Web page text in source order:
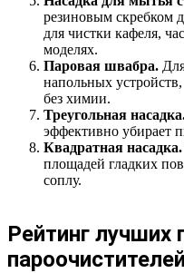
резиновым скребком
для чистки кафеля,
моделях.
Паровая швабра.
напольных
без химии.
Треугольная
эффективно убирает
Квадратная насадка.
площадей гладких
соплу.
Рейтинг лучших